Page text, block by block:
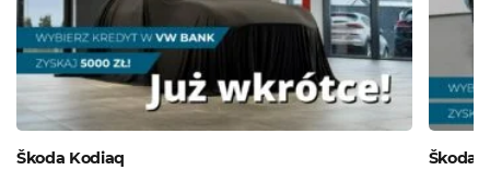
Škoda Kodiaq Škoda